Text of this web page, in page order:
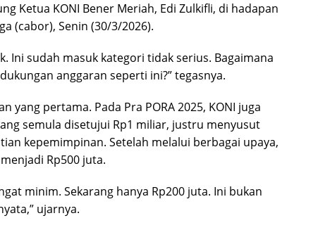
Ketua KONI Bener Meriah, Edi Zulkifli, di hadapan
(cabor), Senin (30/3/2026).
Ini sudah masuk kategori tidak serius. Bagaimana
anggaran seperti ini?” tegasnya.
yang pertama. Pada Pra PORA 2025, KONI juga
semula disetujui Rp1 miliar, justru menyusut
kepemimpinan. Setelah melalui berbagai upaya,
Rp500 juta.
minim. Sekarang hanya Rp200 juta. Ini bukan
ujarnya.